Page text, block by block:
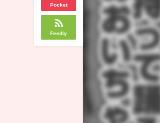
Pocket
Feedly